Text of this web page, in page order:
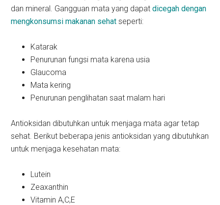
dan mineral. Gangguan mata yang dapatdicegah dengan
mengkonsumsi makanan sehat seperti:
Katarak
Penurunan fungsi mata karena usia
Glaucoma
Mata kering
Penurunan penglihatan saat malam hari
Antioksidan dibutuhkan untuk menjaga mata agar tetap
sehat. Berikut beberapa jenis antioksidan yang dibutuhkan
untuk menjaga kesehatan mata:
Lutein
Zeaxanthin
Vitamin A,C,E